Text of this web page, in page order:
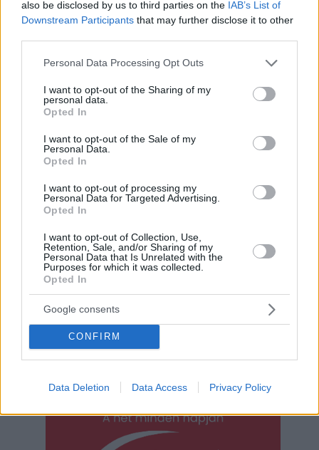
also be disclosed by us to third parties on the IAB’s List of
Downstream Participants that may further disclose it to other
Please note that this website/app uses one or more Google
not limited to your visit or usage behaviour. You may click to
grant or deny consent to Google and its third-party tags to
use your data for below specified purposes in below Google
consent section.
Personal Data Processing Opt Outs
I want to opt-out of the Sharing of my
personal data.
Opted In
I want to opt-out of the Sale of my
Personal Data.
Opted In
I want to opt-out of processing my
Personal Data for Targeted Advertising.
Opted In
I want to opt-out of Collection, Use,
Retention, Sale, and/or Sharing of my
Personal Data that Is Unrelated with the
Purposes for which it was collected.
Opted In
Google consents
CONFIRM
Data Deletion Data Access Privacy Policy
Hirdetés